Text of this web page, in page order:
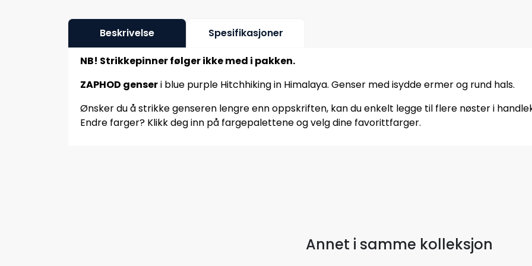
Beskrivelse Spesifikasjoner
NB! Strikkepinner følger ikke med i pakken.
ZAPHOD genseri blue purple Hitchhiking in Himalaya. Genser med isydde ermer og rund hals.
Ønsker du å strikke genseren lengre enn oppskriften, kan du enkelt legge til flere nøster i
Endre farger? Klikk deg inn på fargepalettene og velg dine favorittfarger.
Annet i samme kolleksjon